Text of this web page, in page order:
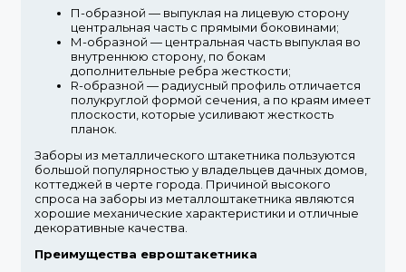
П-образной — выпуклая на лицевую сторону
центральная часть с прямыми боковинами;
М-образной — центральная часть выпуклая во
внутреннюю сторону, по бокам
дополнительные ребра жесткости;
R-образной — радиусный профиль отличается
полукруглой формой сечения, а по краям имеет
плоскости, которые усиливают жесткость
планок.
Заборы из металлического штакетника пользуются
большой популярностью у владельцев дачных домов,
коттеджей в черте города. Причиной высокого
спроса на заборы из металлоштакетника являются
хорошие механические характеристики и отличные
декоративные качества.
Преимущества евроштакетника